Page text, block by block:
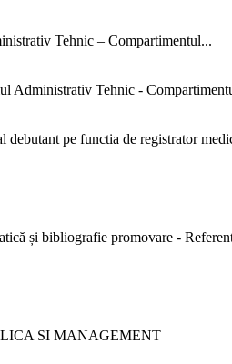
Tehnic – Compartimentul...
Administrativ Tehnic -
debutant pe functia de registrator
și bibliografie promovare -
SI MANAGEMENT